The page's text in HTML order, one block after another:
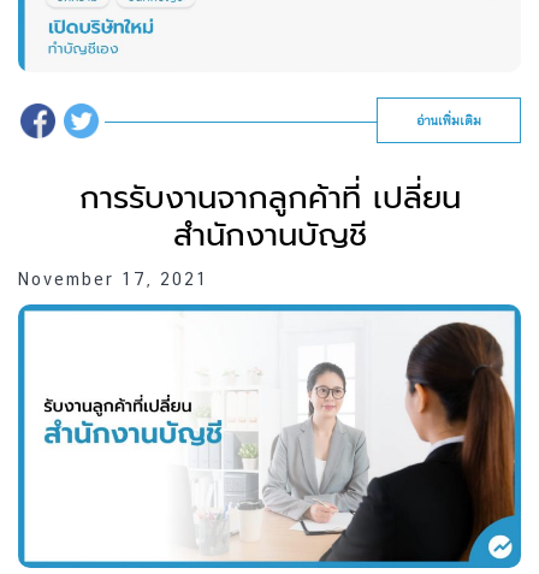
อ่านเพิ่มเติม
การรับงานจากลูกค้าที่ เปลี่ยน
สำนักงานบัญชี
November 17, 2021